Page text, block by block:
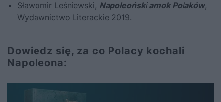
Sławomir Leśniewski, Napoleoński amok Polaków,
Wydawnictwo Literackie 2019.
Dowiedz się, za co Polacy kochali
Napoleona: